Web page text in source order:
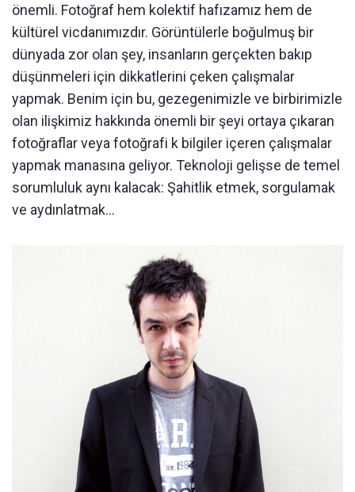
önemli. Fotoğraf hem kolektif hafızamız hem de
kültürel vicdanımızdır. Görüntülerle boğulmuş bir
dünyada zor olan şey, insanların gerçekten bakıp
düşünmeleri için dikkatlerini çeken çalışmalar
yapmak. Benim için bu, gezegenimizle ve birbirimizle
olan ilişkimiz hakkında önemli bir şeyi ortaya çıkaran
fotoğraflar veya fotoğrafi k bilgiler içeren çalışmalar
yapmak manasına geliyor. Teknoloji gelişse de temel
sorumluluk aynı kalacak: Şahitlik etmek, sorgulamak
ve aydınlatmak…